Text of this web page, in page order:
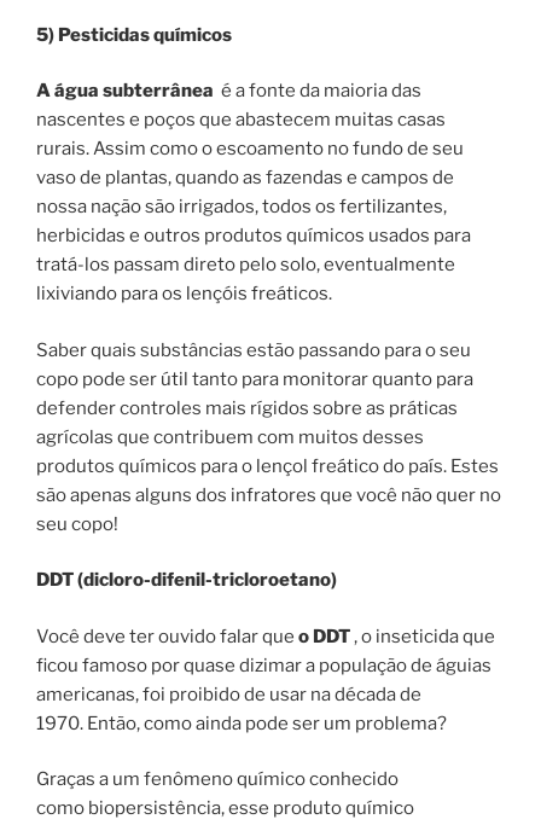
5) Pesticidas químicos
A água subterrânea é a fonte da maioria das
nascentes e poços que abastecem muitas casas
rurais. Assim como o escoamento no fundo de seu
vaso de plantas, quando as fazendas e campos de
nossa nação são irrigados, todos os fertilizantes,
herbicidas e outros produtos químicos usados ​​para
tratá-los passam direto pelo solo, eventualmente
lixiviando para os lençóis freáticos.
Saber quais substâncias estão passando para o seu
copo pode ser útil tanto para monitorar quanto para
defender controles mais rígidos sobre as práticas
agrícolas que contribuem com muitos desses
produtos químicos para o lençol freático do país. Estes
são apenas alguns dos infratores que você não quer no
seu copo!
DDT (dicloro-difenil-tricloroetano)
Você deve ter ouvido falar que o DDT, o inseticida que
ficou famoso por quase dizimar a população de águias
americanas, foi proibido de usar na década de
1970. Então, como ainda pode ser um problema?
Graças a um fenômeno químico conhecido
como biopersistência, esse produto químico